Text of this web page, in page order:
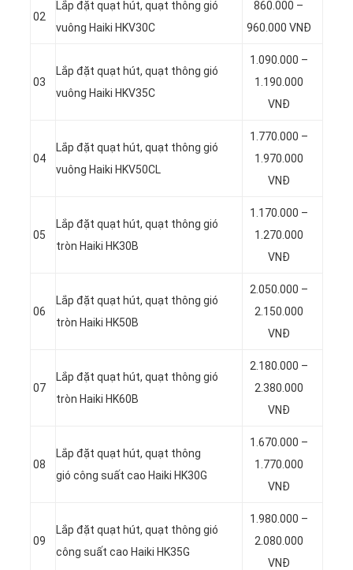
02
Lắp đặt quạt hút, quạt thông gió
vuông Haiki HKV30C
860.000 –
960.000 VNĐ
03
Lắp đặt quạt hút, quạt thông gió
vuông Haiki HKV35C
1.090.000 –
1.190.000
VNĐ
04
Lắp đặt quạt hút, quạt thông gió
vuông Haiki HKV50CL
1.770.000 –
1.970.000
VNĐ
05
Lắp đặt quạt hút, quạt thông gió
tròn Haiki HK30B
1.170.000 –
1.270.000
VNĐ
06
Lắp đặt quạt hút, quạt thông gió
tròn Haiki HK50B
2.050.000 –
2.150.000
VNĐ
07
Lắp đặt quạt hút, quạt thông gió
tròn Haiki HK60B
2.180.000 –
2.380.000
VNĐ
08
Lắp đặt quạt hút, quạt thông
gió công suất cao Haiki HK30G
1.670.000 –
1.770.000
VNĐ
09
Lắp đặt quạt hút, quạt thông gió
công suất cao Haiki HK35G
1.980.000 –
2.080.000
VNĐ